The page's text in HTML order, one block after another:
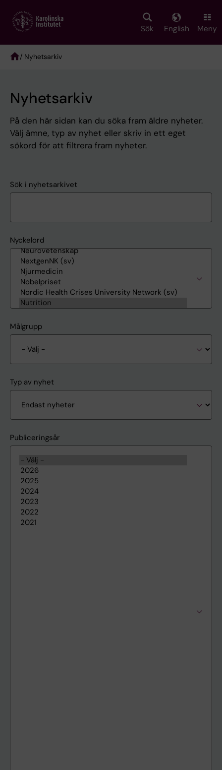
main
Sök English Meny
/ Nyhetsarkiv
Nyhetsarkiv
På den här sidan kan du söka fram äldre nyheter.
Välj ämne, typ av nyhet eller skriv in ett eget
sökord för att filtrera fram nyheter.
Sök i nyhetsarkivet
Nyckelord
Målgrupp
Typ av nyhet
Publiceringsår